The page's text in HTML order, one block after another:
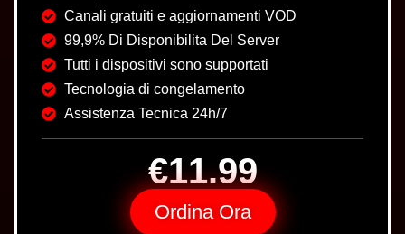
Canali gratuiti e aggiornamenti VOD
99,9% Di Disponibilita Del Server
Tutti i dispositivi sono supportati
Tecnologia di congelamento
Assistenza Tecnica 24h/7
€11.99
Ordina Ora